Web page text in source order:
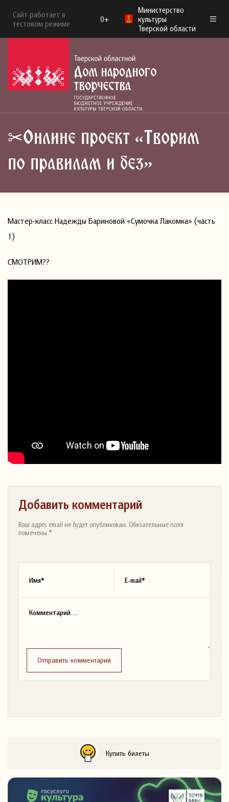
Сайт работает в
тестовом режиме
0+
Министерство
культуры
Тверской области
✂Online проект «Творим
по правилам и без»
Мастер-класс Надежды Бариновой «Сумочка Лакомка» (часть
1)
СМОТРИМ??
Добавить комментарий
Ваш адрес email не будет опубликован. Обязательные поля
помечены *
Отправить комментарий
Купить билеты